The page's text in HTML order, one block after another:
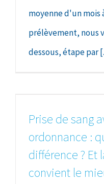
moyenne d'un mois
prélèvement, nous
dessous, étape par
Prise de sang
ordonnance :
différence ? Et
convient le